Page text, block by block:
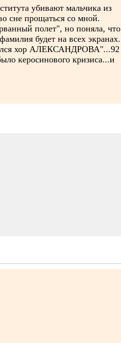
убивают мальчика из
сне прощаться со мной.
полет", но поняла, что
будет на всех экранах.
хор АЛЕКСАНДРОВА"...92
керосинового кризиса...и